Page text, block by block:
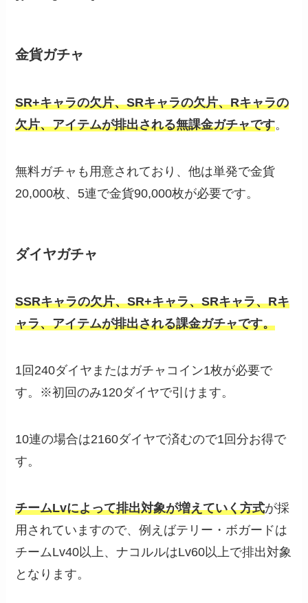
金貨ガチャ
SR+キャラの欠片、SRキャラの欠片、Rキャラの
欠片、アイテムが排出される無課金ガチャです。
無料ガチャも用意されており、他は単発で金貨
20,000枚、5連で金貨90,000枚が必要です。
ダイヤガチャ
SSRキャラの欠片、SR+キャラ、SRキャラ、Rキ
ャラ、アイテムが排出される課金ガチャです。
1回240ダイヤまたはガチャコイン1枚が必要で
す。※初回のみ120ダイヤで引けます。
10連の場合は2160ダイヤで済むので1回分お得で
す。
チームLvによって排出対象が増えていく方式が採
用されていますので、例えばテリー・ボガードは
チームLv40以上、ナコルルはLv60以上で排出対象
となります。